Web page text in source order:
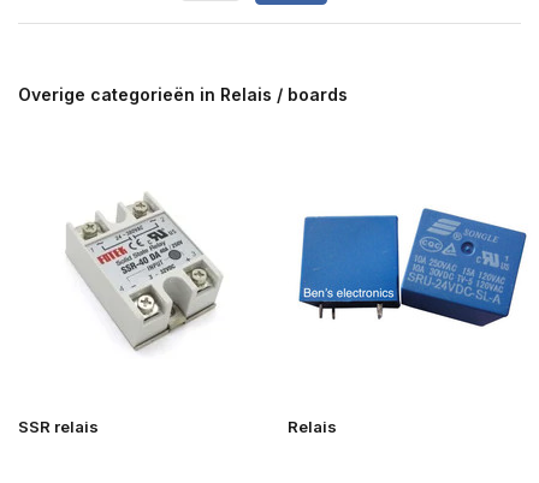
Overige categorieën in Relais / boards
SSR relais Relais